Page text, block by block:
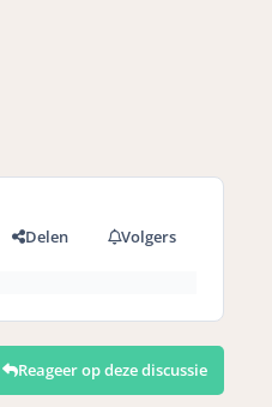
Delen Volgers
Reageer op deze discussie